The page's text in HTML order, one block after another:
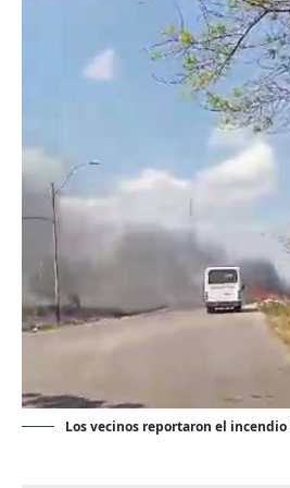
Los vecinos reportaron el